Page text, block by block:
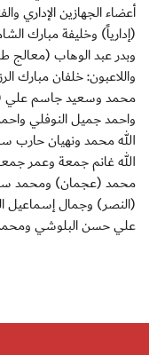
أعضاء الجهازين
(إدارياً) وخليفة مبارك
وبدر عبد الوهاب
واللاعبون: خلفان مبارك
محمد وسعيد جاسم علي
واحمد جميل النوفلي
الله محمد ونهيان حارب
الله غانم جمعة وعمر
محمد (عجمان) ومحمد
(النصر) وجمال
علي حسن البلوشي